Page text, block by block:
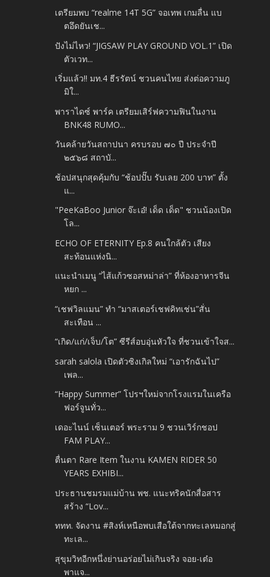
เตรียมพบ “realme 14T 5G” จอเทพ เกมลื่น แบ
ตอึดยันเช...
ปังไม่ไหว! “JIGSAW PLAY GROUND VOL.1” เปิด
ตัวเวท...
เริ่มแล้ว!! มท.4 ธีรรัตน์ ชวนคนไทย ส่งต่อความภู
มิใ...
พาราไดซ์ พาร์ค เตรียมเสิร์ฟความฟินในงาน
BNK48 RUMO...
วันคล้ายวันสถาปนา ครบรอบ ๗๐ ปี ประจำปี
๒๕๖๘ สถาบั...
ช้อปสนุกสุดคุ้มกับ “ช้อปปั๊บ รับเลย 200 บาท” ตั้ง
แ...
"PeeKaBoo Junior จ๊ะเอ๋! เด็ด เด็ด" ชวนน้องเปิด
โล...
ECHO OF ETERNITY Ep.8 คนใกล้ตัว เสียง
สะท้อนแห่งนิ...
แนะนำเมนู “ไส้แก้วซอสหม่าล่า” ที่ห้องอาหารจีน
หยก ...
“เชฟวิลแมน” ทำ “มาสเตอร์เชฟคิทเช่น”สั่น
สะเทือน ...
“เกิด/แก่/เจ็บ/โต” ซีรีส์อบอุ่นหัวใจ ที่ชวนเข้าใจส...
sarah salola เปิดตัวซิงเกิลใหม่ “เอารักฉันไป”
เพล...
“Happy Summer” โปรฯใหม่จากโรงแรมในเครือ
ฟอร์จูนทั่ว...
เดอะไนน์ เซ็นเตอร์ พระราม 9 ชวนเวิร์กชอป
FAM PLAY...
ตื่นตา Rare Item ในงาน KAMEN RIDER 50
YEARS EXHIBI...
ประธานชมรมแม่บ้าน พช. แนะทริคนักสื่อสาร
สร้าง “Lov...
ททท. จัดงาน #สิงห์เหนือพบเสือใต้จากทะเลหมอกสู่
ทะเล...
สุขุมวิทอีกหนึ่งย่านอร่อยไม่เกินจริง จอย-เต๋อ
พาแจ...